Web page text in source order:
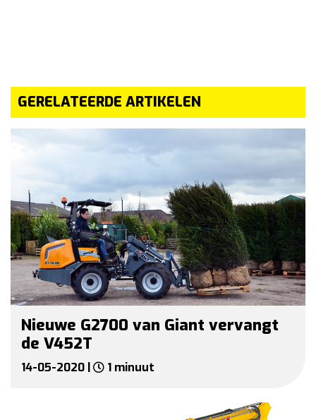
GERELATEERDE ARTIKELEN
Nieuwe G2700 van Giant vervangt
de V452T
14-05-2020 | 1 minuut